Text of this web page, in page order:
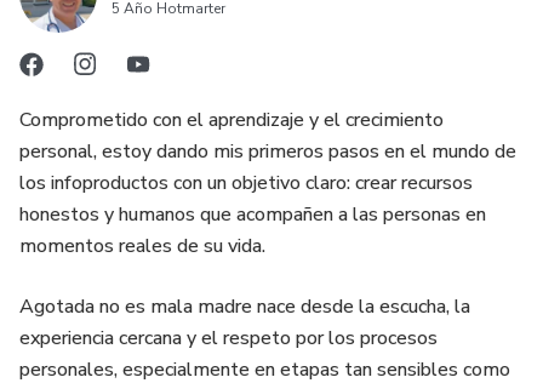
Aprende a transferir el mando como una maniobra de
seguridad vital.
✅ Contrato de Seguridad Clínica: Incluye un acuerdo formal
para imprimir y firmar en casa. Transforma tu descanso de
una "solicitud negociable" a un "estándar operativo". Define
Técnico.
✅ Protocolo de Aislamiento: Cómo garantizar 15-90
5 Año Hotmarter
Comprometido con el aprendizaje y el crecimiento
personal, estoy dando mis primeros pasos en el mundo de
los infoproductos con un objetivo claro: crear recursos
honestos y humanos que acompañen a las personas en
momentos reales de su vida.
Agotada no es mala madre nace desde la escucha, la
experiencia cercana y el respeto por los procesos
personales, especialmente en etapas tan sensibles como